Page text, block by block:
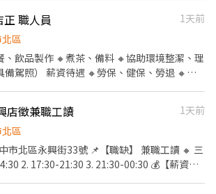
給更多人 🍱 歡迎加入穀食製飯家！
職人員
1天前
區
、飲品製作 🔸煮茶、備料 🔸協助環境整潔、理
、健保、勞退 🔸三
時）
店徵兼職工讀
1天前
區
33號 📌【職缺】 兼職工讀 🔸 三
17:30-21:30 3. 21:30-00:30 💰【薪資待